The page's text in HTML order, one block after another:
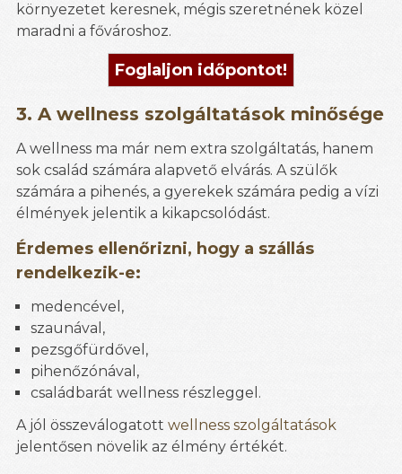
környezetet keresnek, mégis szeretnének közel
maradni a fővároshoz.
Foglaljon időpontot!
3. A wellness szolgáltatások minősége
A wellness ma már nem extra szolgáltatás, hanem
sok család számára alapvető elvárás. A szülők
számára a pihenés, a gyerekek számára pedig a vízi
élmények jelentik a kikapcsolódást.
Érdemes ellenőrizni, hogy a szállás
rendelkezik-e:
medencével,
szaunával,
pezsgőfürdővel,
pihenőzónával,
családbarát wellness részleggel.
A jól összeválogatott wellness szolgáltatások
jelentősen növelik az élmény értékét.